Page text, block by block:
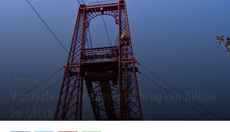
Vizcayabrug, de zwevende brug van Bilbao
en Getxo